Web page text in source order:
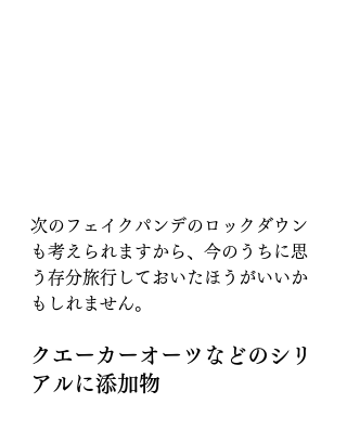
次のフェイクパンデのロックダウン
も考えられますから、今のうちに思
う存分旅行しておいたほうがいいか
もしれません。
クエーカーオーツなどのシリ
アルに添加物